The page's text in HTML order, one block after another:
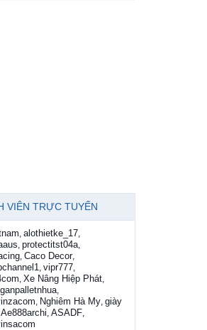
VIÊN TRỰC TUYẾN
alothietke_17
protectitst04a
Caco Decor,
vipr777
Xe Nâng Hiệp Phát
Nghiêm Hà My giày
Ae888archi ASADF